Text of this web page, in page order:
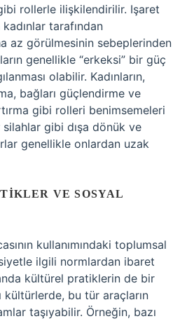
rollerle ilişkilendirilir. Işaret
tarafından
az görülmesinin sebeplerinden
genellikle “erkeksi” bir güç
olabilir. Kadınların,
bağları güçlendirme ve
gibi rolleri benimsemeleri
gibi dışa dönük ve
genellikle onlardan uzak
VE SOSYAL
kullanımındaki toplumsal
ilgili normlardan ibaret
kültürel pratiklerin de bir
kültürlerde, bu tür araçların
taşıyabilir. Örneğin, bazı